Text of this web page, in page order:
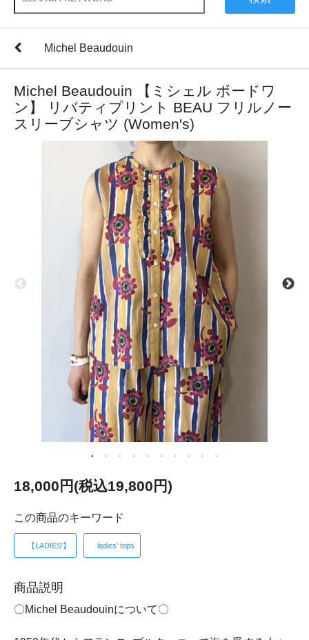
Michel Beaudouin
Michel Beaudouin 【ミシェル ボードワ
ン】 リバティプリント BEAU フリルノー
スリーブシャツ (Women's)
18,000円(税込19,800円)
この商品のキーワード
【LADIES’】 ladies' tops
商品説明
〇Michel Beaudouinについて〇